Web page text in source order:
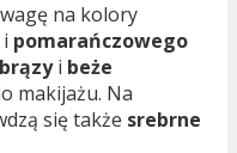
na kolory
i pomarańczowego
brązyi beże
makijażu. Na
się także srebrne